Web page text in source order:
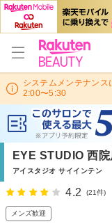
システムメンテナン
2:00〜5:30
EYE STUDIO 西院
アイスタジオ サイインテン
4.2 (21件)
メンズ歓迎